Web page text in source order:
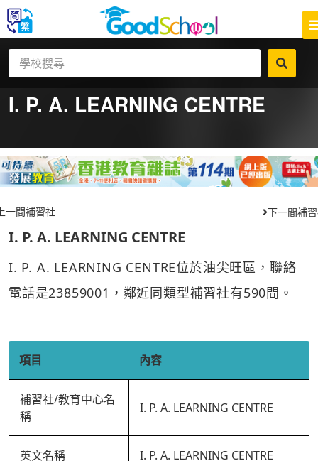
I. P. A. LEARNING CENTRE
一間補習社 下一間補
I. P. A. LEARNING CENTRE
I. P. A. LEARNING CENTRE位於油尖旺區，聯絡
電話是23859001，鄰近同類型補習社有590間。
項目 內容
補習社/教育中心名
稱
I. P. A. LEARNING CENTRE
英文名稱 I. P. A. LEARNING CENTRE